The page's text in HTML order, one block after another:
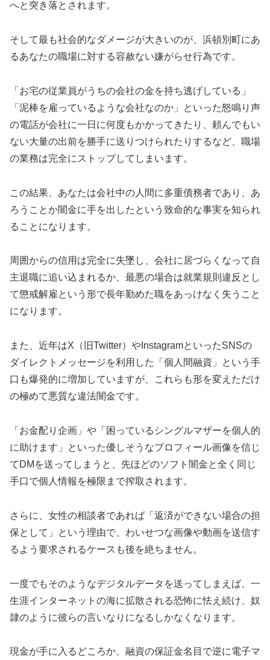
へと突き落とされます。
そして最も社会的なダメージが大きいのが、浜頓別町にあ
るあなたの職場に対する容赦ない嫌がらせ行為です。
「お宅の従業員がうちの会社の金を持ち逃げしている」
「泥棒を雇っているような会社なのか」といった怒鳴り声
の電話が会社に一日に何度もかかってきたり、頼んでもい
ない大量の出前を勝手に送りつけられたりするなど、職場
の業務は完全にストップしてしまいます。
この結果、あなたは会社中の人間に多重債務者であり、あ
ろうことか闇金に手を出したという致命的な事実を知られ
ることになります。
周囲からの信用は完全に失墜し、会社に居づらくなって自
主退職に追い込まれるか、最悪の場合は就業規則違反とし
て懲戒解雇という形で長年勤めた職をあっけなく失うこと
になります。
また、近年はX（旧Twitter）やInstagramといったSNSの
ダイレクトメッセージを利用した「個人間融資」という手
口も爆発的に増加していますが、これらも形を変えただけ
の極めて悪質な違法闇金です。
「お金配り企画」や「困っているシングルマザーを個人的
に助けます」といった優しそうなプロフィール画像を信じ
てDMを送ってしまうと、先ほどのソフト闇金と全く同じ
手口で個人情報を極限まで搾取されます。
さらに、女性の相談者であれば「返済ができない場合の担
保として」という理由で、わいせつな画像や動画を送信す
るよう要求されるケースも後を絶ちません。
一度でもそのようなデジタルデータを送ってしまえば、一
生涯インターネットの海に拡散される恐怖に怯え続け、奴
隷のように彼らの言いなりになるしかなくなります。
現金が手に入るどころか、融資の保証金名目で逆に電子マ